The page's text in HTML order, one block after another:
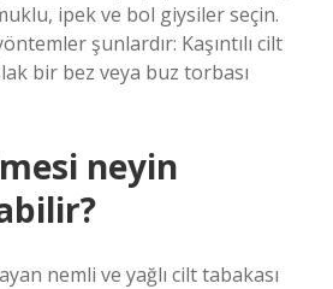
ipek ve bol giysiler seçin.
şunlardır: Kaşıntılı cilt
bir bez veya buz torbası
neyin
nemli ve yağlı cilt tabakası